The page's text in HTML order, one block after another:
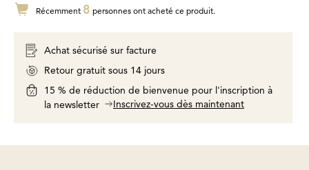
Récemment 8 personnes ont acheté ce produit.
Achat sécurisé sur facture
Retour gratuit sous 14 jours
15 % de réduction de bienvenue pour l'inscription à
la newsletter
Inscrivez-vous dès maintenant